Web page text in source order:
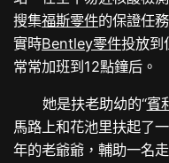
搜集福斯零件的保證任
實時Bentley零件投放到
常常加班到12點鐘后。
她是扶老助幼的“賓
馬路上和花池里扶起了
年的老爺爺，輔助一名